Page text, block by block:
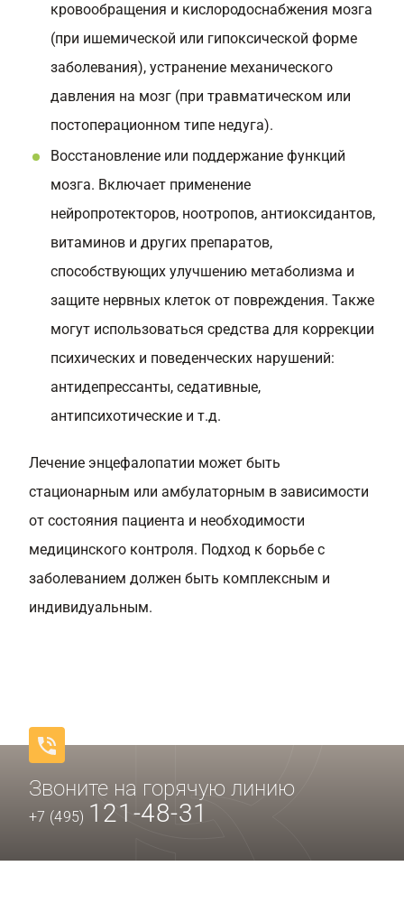
кровообращения и кислородоснабжения мозга
(при ишемической или гипоксической форме
заболевания), устранение механического
давления на мозг (при травматическом или
постоперационном типе недуга).
Восстановление или поддержание функций
мозга. Включает применение
нейропротекторов, ноотропов, антиоксидантов,
витаминов и других препаратов,
способствующих улучшению метаболизма и
защите нервных клеток от повреждения. Также
могут использоваться средства для коррекции
психических и поведенческих нарушений:
антидепрессанты, седативные,
антипсихотические и т.д.
Лечение энцефалопатии может быть
стационарным или амбулаторным в зависимости
от состояния пациента и необходимости
медицинского контроля. Подход к борьбе с
заболеванием должен быть комплексным и
индивидуальным.
Звоните на горячую линию
+7 (495) 121-48-31